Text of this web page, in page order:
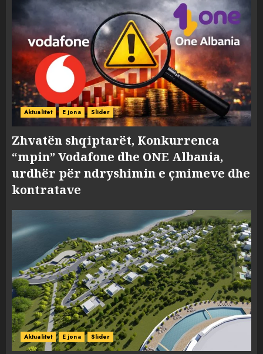
Aktualitet E jona Slider
Zhvatën shqiptarët, Konkurrenca
“mpin” Vodafone dhe ONE Albania,
urdhër për ndryshimin e çmimeve dhe
kontratave
Aktualitet E jona Slider